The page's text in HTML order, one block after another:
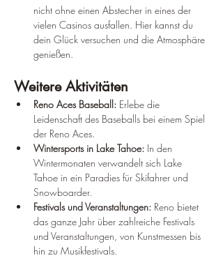
nicht ohne einen Abstecher in eines der
vielen Casinos ausfallen. Hier kannst du
dein Glück versuchen und die Atmosphäre
genießen.
Weitere Aktivitäten
Reno Aces Baseball: Erlebe die
Leidenschaft des Baseballs bei einem Spiel
der Reno Aces.
Wintersports in Lake Tahoe: In den
Wintermonaten verwandelt sich Lake
Tahoe in ein Paradies für Skifahrer und
Snowboarder.
Festivals und Veranstaltungen: Reno bietet
das ganze Jahr über zahlreiche Festivals
und Veranstaltungen, von Kunstmessen bis
hin zu Musikfestivals.